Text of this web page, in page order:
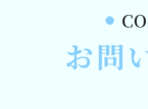
お問